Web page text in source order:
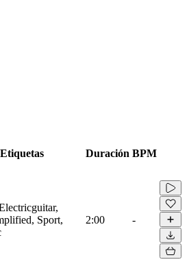
Etiquetas Duración BPM
Sport,
2:00 -